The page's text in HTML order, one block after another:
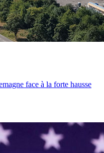
face à la forte hausse